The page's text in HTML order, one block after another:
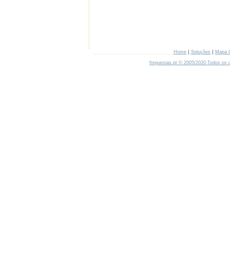
Home | Soluções | Mapa
freguesias.pt © 2005/2020 Todos os